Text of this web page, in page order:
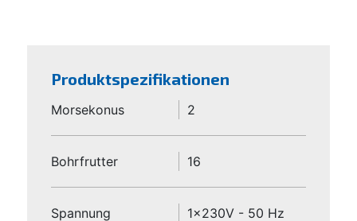
Produktspezifikationen
Morsekonus 2
Bohrfrutter 16
Spannung 1x230V - 50 Hz